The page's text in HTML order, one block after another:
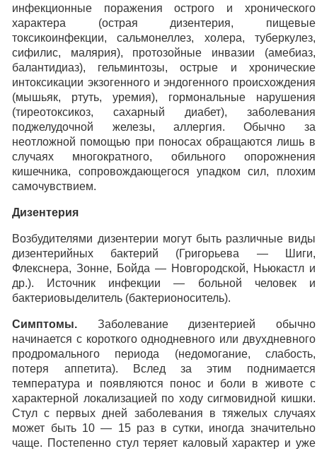
инфекционные поражения острого и хронического
характера (острая дизентерия, пищевые
токсикоинфекции, сальмонеллез, холера, туберкулез,
сифилис, малярия), протозойные инвазии (амебиаз,
балантидиаз), гельминтозы, острые и хронические
интоксикации экзогенного и эндогенного происхождения
(мышьяк, ртуть, уремия), гормональные нарушения
(тиреотоксикоз, сахарный диабет), заболевания
поджелудочной железы, аллергия. Обычно за
неотложной помощью при поносах обращаются лишь в
случаях многократного, обильного опорожнения
кишечника, сопровождающегося упадком сил, плохим
самочувствием.
Дизентерия
Возбудителями дизентерии могут быть различные виды
дизентерийных бактерий (Григорьева — Шиги,
Флекснера, Зонне, Бойда — Новгородской, Ньюкастл и
др.). Источник инфекции — больной человек и
бактериовыделитель (бактерионоситель).
Симптомы. Заболевание дизентерией обычно
начинается с короткого однодневного или двухдневного
продромального периода (недомогание, слабость,
потеря аппетита). Вслед за этим поднимается
температура и появляются понос и боли в животе с
характерной локализацией по ходу сигмовидной кишки.
Стул с первых дней заболевания в тяжелых случаях
может быть 10 — 15 раз в сутки, иногда значительно
чаще. Постепенно стул теряет каловый характер и уже